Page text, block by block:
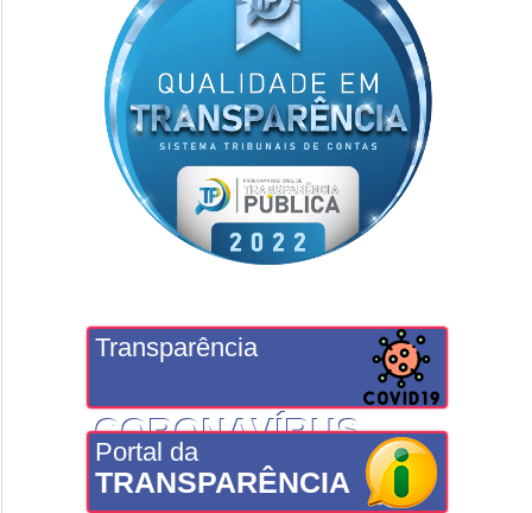
Transparência
CORONAVÍRUS
Portal da
TRANSPARÊNCIA